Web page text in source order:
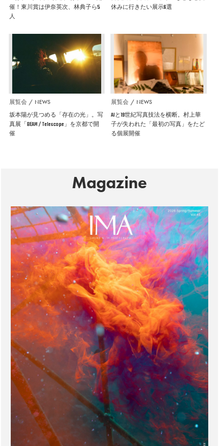
催！東川賞は伊奈英次、林典子ら5
人
休みに行きたい展示6選
展覧会 NEWS
坂本陽が見つめる「存在の光」。写
真展「BEAM / Telescope」を京都で開
催
展覧会 NEWS
AIと19世紀写真技法を横断。村上華
子が失われた「最初の写真」をたど
る個展開催
Magazine